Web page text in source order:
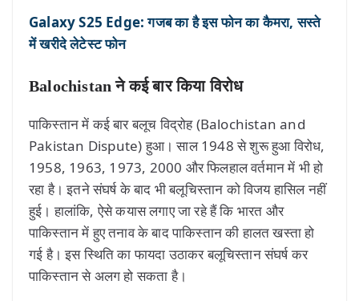
Galaxy S25 Edge: गजब का है इस फोन का कैमरा, सस्ते
में खरीदे लेटेस्ट फोन
Balochistan ने कई बार किया विरोध
पाकिस्तान में कई बार बलूच विद्रोह (Balochistan and
Pakistan Dispute) हुआ। साल 1948 से शुरू हुआ विरोध,
1958, 1963, 1973, 2000 और फिलहाल वर्तमान में भी हो
रहा है। इतने संघर्ष के बाद भी बलूचिस्तान को विजय हासिल नहीं
हुई। हालांकि, ऐसे कयास लगाए जा रहे हैं कि भारत और
पाकिस्तान में हुए तनाव के बाद पाकिस्तान की हालत खस्ता हो
गई है। इस स्थिति का फायदा उठाकर बलूचिस्तान संघर्ष कर
पाकिस्तान से अलग हो सकता है।